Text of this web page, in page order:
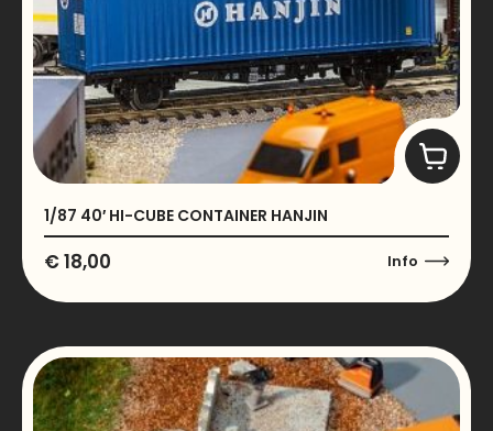
1/87 40′ HI-CUBE CONTAINER HANJIN
€18,00 Info